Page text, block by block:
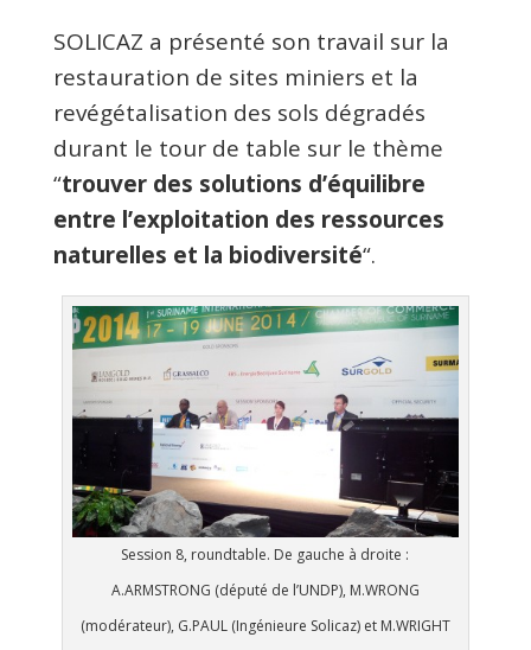
SOLICAZ a présenté son travail sur la
restauration de sites miniers et la
revégétalisation des sols dégradés
durant le tour de table sur le thème
“trouver des solutions d’équilibre
entre l’exploitation des ressources
naturelles et la biodiversité“.
Session 8, roundtable. De gauche à droite :
A.ARMSTRONG (député de l’UNDP), M.WRONG
(modérateur), G.PAUL (Ingénieure Solicaz) et M.WRIGHT